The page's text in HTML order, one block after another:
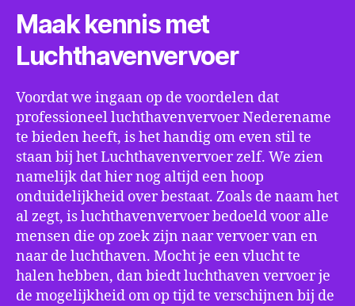
Maak kennis met
Luchthavenvervoer
Voordat we ingaan op de voordelen dat
professioneel luchthavenvervoer Nederename
te bieden heeft, is het handig om even stil te
staan bij het Luchthavenvervoer zelf. We zien
namelijk dat hier nog altijd een hoop
onduidelijkheid over bestaat. Zoals de naam het
al zegt, is luchthavenvervoer bedoeld voor alle
mensen die op zoek zijn naar vervoer van en
naar de luchthaven. Mocht je een vlucht te
halen hebben, dan biedt luchthaven vervoer je
de mogelijkheid om op tijd te verschijnen bij de